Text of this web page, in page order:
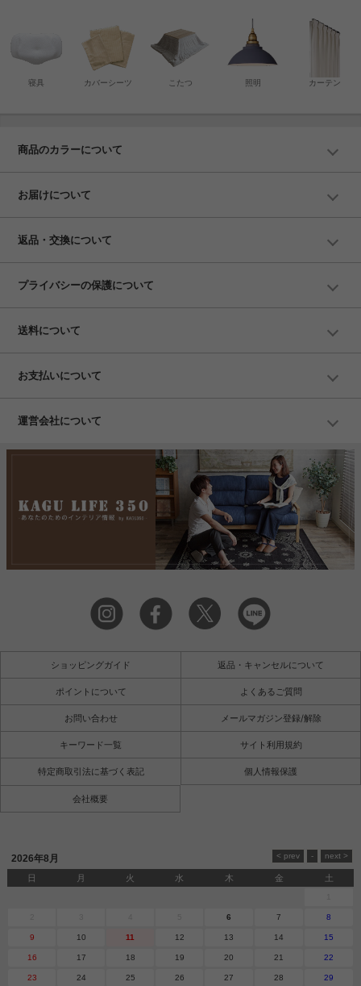
寝具 カバーシーツ こたつ カーテン
照明
商品のカラーについて
お届けについて
返品・交換について
プライバシーの保護について
送料について
お支払いについて
運営会社について
ショッピングガイド 返品・キャンセルについて
ポイントについて よくあるご質問
お問い合わせ メールマガジン登録/解除
キーワード一覧 サイト利用規約
特定商取引法に基づく表記 個人情報保護
会社概要
2026年8月
日 月 火 水 木 金 土
6 7 8
9 10 11 12 13 14 15
16 17 18 19 20 21 22
23 24 25 26 27 28 29